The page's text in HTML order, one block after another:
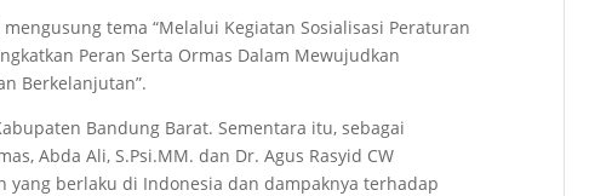
tema “Melalui Kegiatan Sosialisasi Peraturan
Peran Serta Ormas Dalam Mewujudkan
Berkelanjutan”.
Bandung Barat. Sementara itu, sebagai
Abda Ali, S.Psi.MM. dan Dr. Agus Rasyid CW
berlaku di Indonesia dan dampaknya terhadap